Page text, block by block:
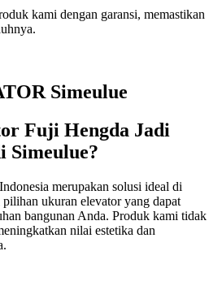
kami dengan garansi, memastikan
Simeulue
Fuji Hengda Jadi
Simeulue?
merupakan solusi ideal di
ukuran elevator yang dapat
bangunan Anda. Produk kami tidak
nilai estetika dan